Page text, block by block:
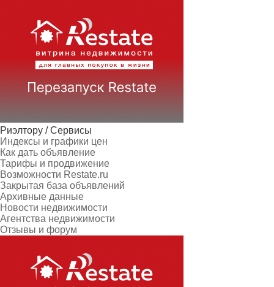
Риэлтору / Сервисы
Индексы и графики цен
Как дать объявление
Тарифы и продвижение
Возможности Restate.ru
Закрытая база объявлений
Архивные данные
Новости недвижимости
Агентства недвижимости
Отзывы и форум